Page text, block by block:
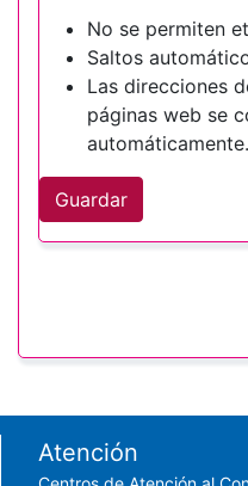
No se permiten
Saltos
Las direcciones
páginas web se
automáticamente.
Guardar
Footer menu
Atención